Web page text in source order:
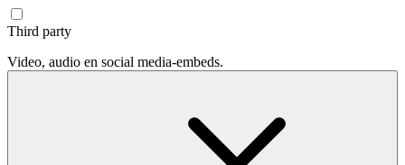
Third party
Video, audio en social media-embeds.